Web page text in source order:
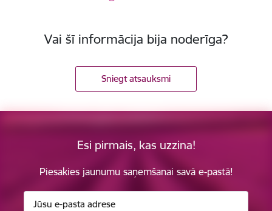
Vai šī informācija bija noderīga?
Sniegt atsauksmi
Esi pirmais, kas uzzina!
Piesakies jaunumu saņemšanai savā e-pastā!